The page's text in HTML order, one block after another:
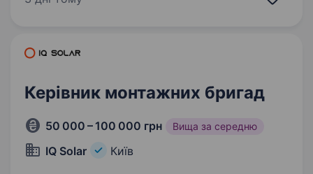
Керівник монтажних бригад
50 000 – 100 000 грн Вища за середню
IQ Solar Київ